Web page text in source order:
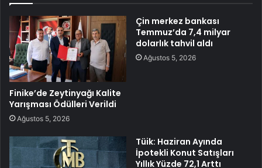
Finike’de Zeytinyağı Kalite
Yarışması Ödülleri Verildi
Ağustos 5, 2026
Çin merkez bankası
Temmuz’da 7,4 milyar
dolarlık tahvil aldı
Ağustos 5, 2026
Tüik: Haziran Ayında
İpotekli Konut Satışları
Yıllık Yüzde 72,1 Arttı